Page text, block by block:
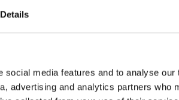
Details
media features and to analyse
advertising and analytics partners who
virale sui social media e
venne filmato mentre
scala più piccola le esperienze
ma anche il tuo fatturato.